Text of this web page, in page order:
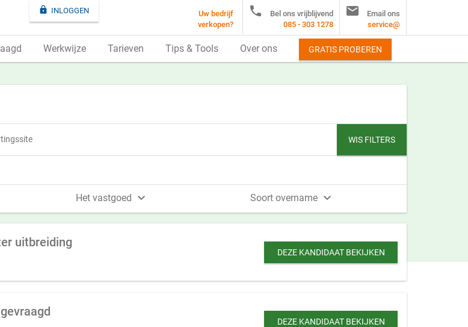
Het vastgoed  Soort overname 
WIS FILTERS
uitbreiding
DEZE KANDIDAAT BEKIJKEN
DEZE KANDIDAAT BEKIJKEN
 INLOGGEN
Uw bedrijf
verkopen?

Bel ons vrijblijvend
085 - 303 1278

Email ons
service@
Werkwijze Tarieven Tips & Tools Over ons GRATIS PROBEREN